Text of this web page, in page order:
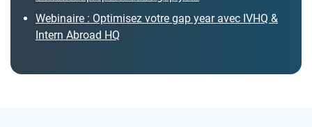
Webinaire : Optimisez votre gap year avec IVHQ &
Intern Abroad HQ